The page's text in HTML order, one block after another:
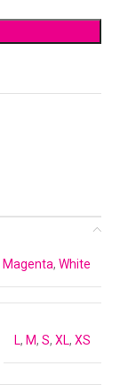
Magenta, White
L, M, S, XL, XS